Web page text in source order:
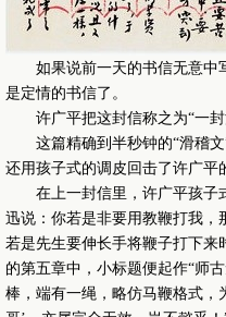
如果说前一天的书信无意中写
是定情的书信了。
许广平把这封信称之为“一封
这篇精确到半秒钟的“滑稽文”
还用孩子式的调皮回击了许广平
在上一封信里，许广平孩子式
迅说：你若是非要用教鞭打我，
若是先生要伸长手将鞭子打下来
的第五章中，小标题便起作“师
棒，端有一绳，略仿马鞭格式，